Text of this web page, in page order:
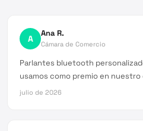
A Ana R.
Cámara de Comercio
Parlantes bluetooth
usamos como premio en
julio de 2026